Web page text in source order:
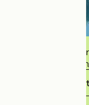
Diese
verpflichtet
Ihre